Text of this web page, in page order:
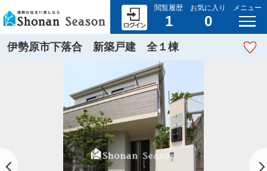
閲覧履歴
1
お気に入り
0
メニュー
伊勢原市下落合 新築戸建 全１棟